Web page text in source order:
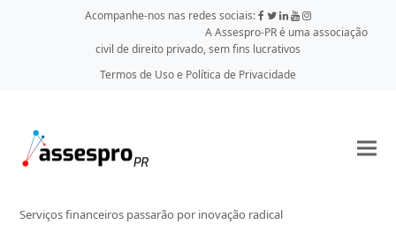
Acompanhe-nos nas redes sociais:
A Assespro-PR é uma associação
civil de direito privado, sem fins lucrativos
Termos de Uso e Política de Privacidade
Serviços financeiros passarão por inovação radical